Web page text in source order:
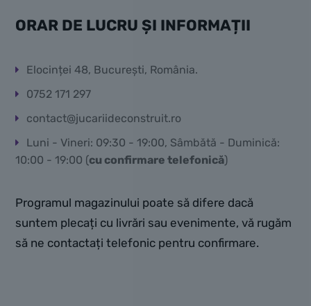
ORAR DE LUCRU ȘI INFORMAȚII
Elocinței 48, București, România.
0752 171 297
contact@jucariideconstruit.ro
Luni - Vineri: 09:30 - 19:00, Sâmbătă - Duminică:
10:00 - 19:00 (cu confirmare telefonică)
Programul magazinului poate să difere dacă
suntem plecați cu livrări sau evenimente, vă rugăm
să ne contactați telefonic pentru confirmare.